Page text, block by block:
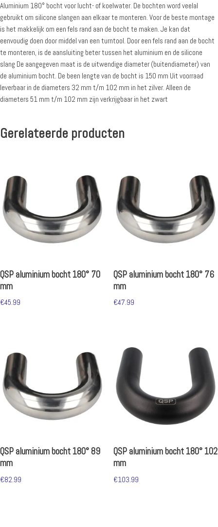
Aluminium 180° bocht voor lucht- of koelwater. De bochten word veelal
gebruikt om silicone slangen aan elkaar te monteren. Voor de beste montage
is het makkelijk om een fels rand aan de bocht te maken. Je kan dat
eenvoudig doen door middel van een turntool. Door een fels rand aan de bocht
te monteren, is de aansluiting beter tussen het aluminium en de silicone
slang De aangegeven maat is de uitwendige diameter (buitendiameter) van
de aluminium bocht. De been lengte van de bocht is 150 mm Uit voorraad
leverbaar in de diameters 32 mm t/m 102 mm in het zilver. Alleen de
diameters 51 mm t/m 102 mm zijn verkrijgbaar in het zwart
Gerelateerde producten
QSP aluminium bocht 180° 70
mm
€45.99
QSP aluminium bocht 180° 76
mm
€47.99
QSP aluminium bocht 180° 89
mm
€82.99
QSP aluminium bocht 180° 102
mm
€103.99